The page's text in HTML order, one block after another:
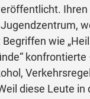
Ihren
wie
diese Leute in